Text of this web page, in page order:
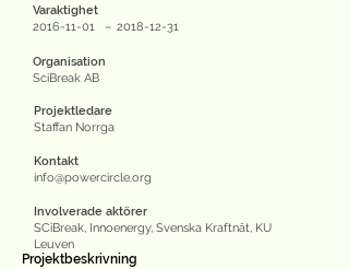
Varaktighet
2016-11-01
– 2018-12-31
Organisation
SciBreak AB
Projektledare
Staffan Norrga
Kontakt
info@powercircle.org
Involverade aktörer
SCiBreak, Innoenergy, Svenska Kraftnät, KU
Leuven
Projektbeskrivning